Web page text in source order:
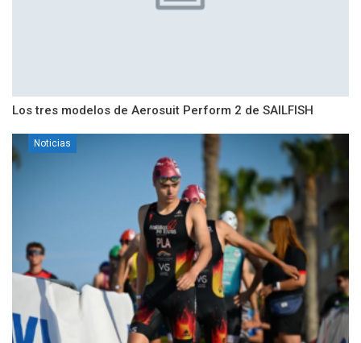
Los tres modelos de Aerosuit Perform 2 de SAILFISH
Noticias